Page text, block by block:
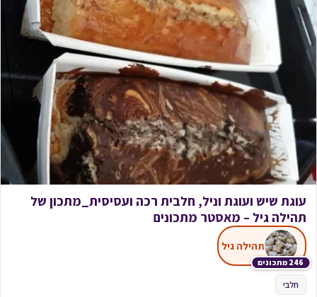
עוגת שיש ועוגת וניל, חלבית רכה ועסיסית_מתכון של
תהילה גיל – מאסטר מתכונים
246 מתכונים
תהילה גיל
חלבי